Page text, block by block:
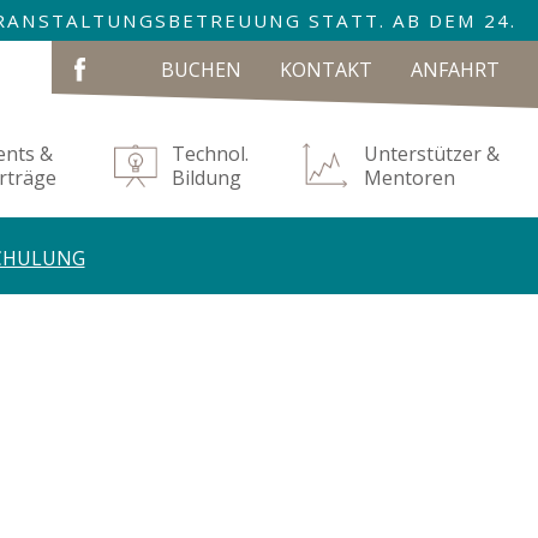
STATT. AB DEM 24.
NAVIGATION
ÜBERSPRINGEN
ANFAHRT
KONTAKT
BUCHEN
&
Technol.
Bildung
Unterstützer &
Mentoren